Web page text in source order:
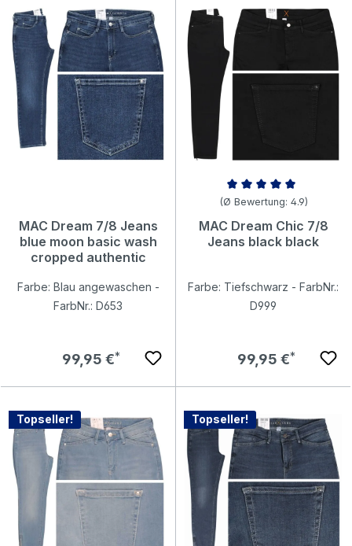
MAC Dream 7/8 Jeans
blue moon basic wash
cropped authentic
Farbe: Blau angewaschen -
FarbNr.: D653
Regulärer Preis:
99,95 €
Durchschnittliche Bewertung
(Ø Bewertung: 4.9)
MAC Dream Chic 7/8
Jeans black black
Farbe: Tiefschwarz - FarbNr.:
D999
Regulärer Preis:
99,95 €
Topseller! Topseller!